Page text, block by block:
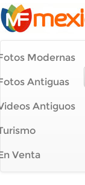
Modernas
Antiguas
Antiguos
Venta